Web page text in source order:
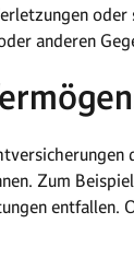
anderen
Zum
entfallen.